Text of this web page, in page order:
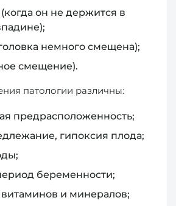
он не держится в
немного смещена);
смещение).
патологии различны:
предрасположенность;
гипоксия плода;
беременности;
витаминов и минералов;